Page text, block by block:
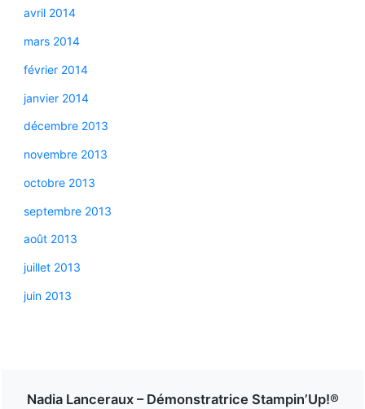
avril 2014
mars 2014
février 2014
janvier 2014
décembre 2013
novembre 2013
octobre 2013
septembre 2013
août 2013
juillet 2013
juin 2013
Nadia Lanceraux – Démonstratrice Stampin’Up!®